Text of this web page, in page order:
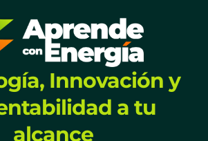
Innovación y
a tu
alcance